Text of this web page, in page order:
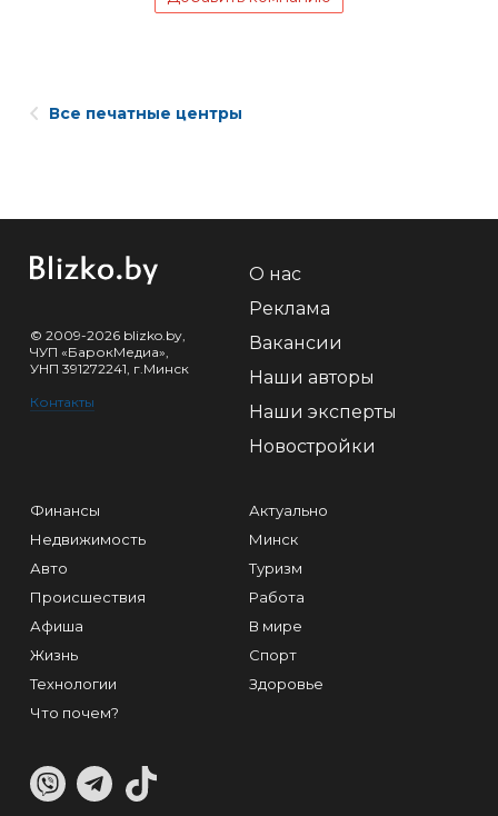
Все печатные центры
© 2009-2026 blizko.by,
ЧУП «БарокМедиа»,
УНП 391272241, г.Минск
Контакты
О нас
Реклама
Вакансии
Наши авторы
Наши эксперты
Новостройки
Финансы
Недвижимость
Авто
Происшествия
Афиша
Жизнь
Технологии
Что почем?
Актуально
Минск
Туризм
Работа
В мире
Спорт
Здоровье